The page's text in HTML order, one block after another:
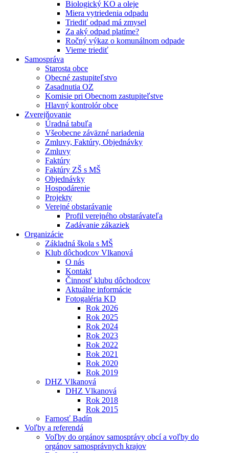
Biologický KO a oleje
Miera vytriedenia odpadu
Triediť odpad má zmysel
Za aký odpad platíme?
Ročný výkaz o komunálnom odpade
Vieme triediť
Samospráva
Starosta obce
Obecné zastupiteľstvo
Zasadnutia OZ
Komisie pri Obecnom zastupiteľstve
Hlavný kontrolór obce
Zverejňovanie
Úradná tabuľa
Všeobecne záväzné nariadenia
Zmluvy, Faktúry, Objednávky
Zmluvy
Faktúry
Faktúry ZŠ s MŠ
Objednávky
Hospodárenie
Projekty
Verejné obstarávanie
Profil verejného obstarávateľa
Zadávanie zákaziek
Organizácie
Základná škola s MŠ
Klub dôchodcov Vlkanová
O nás
Kontakt
Činnosť klubu dôchodcov
Aktuálne informácie
Fotogaléria KD
Rok 2026
Rok 2025
Rok 2024
Rok 2023
Rok 2022
Rok 2021
Rok 2020
Rok 2019
DHZ Vlkanová
DHZ Vlkanová
Rok 2018
Rok 2015
Farnosť Badín
Voľby a referendá
Voľby do orgánov samosprávy obcí a voľby do
orgánov samosprávnych krajov